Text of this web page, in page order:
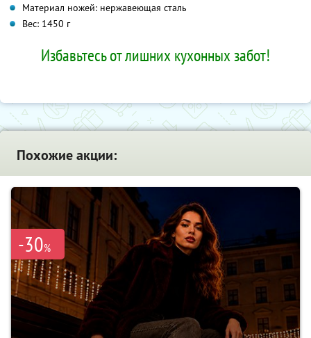
Материал ножей: нержавеющая сталь
Вес: 1450 г
Избавьтесь от лишних кухонных забот!
Похожие акции:
-30%